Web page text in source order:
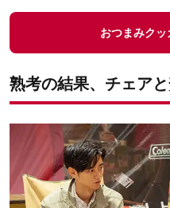
おつまみク
熟考の結果、チェア